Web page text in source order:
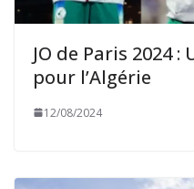
JO de Paris 2024
pour l’Algérie
12/08/2024